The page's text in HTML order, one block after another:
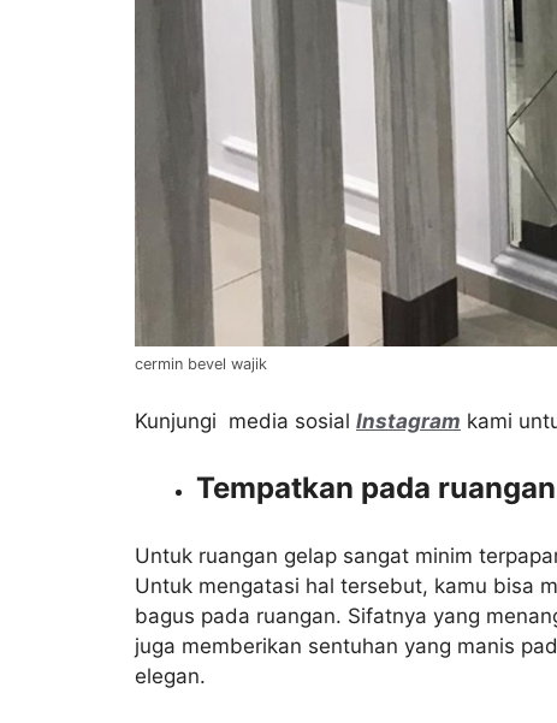
cermin bevel wajik
Kunjungi media sosial Instagram kami
Tempatkan pada
Untuk ruangan gelap sangat minim
Untuk mengatasi hal tersebut, kamu bisa
bagus pada ruangan. Sifatnya yang
juga memberikan sentuhan yang manis
elegan.